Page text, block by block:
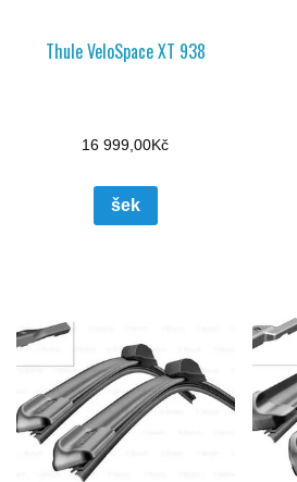
Thule VeloSpace XT 938
16 999,00Kč
šek